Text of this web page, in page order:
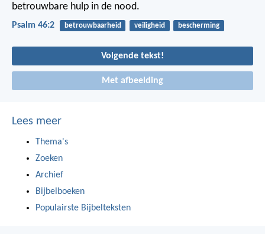
betrouwbare hulp in de nood.
Psalm 46:2 betrouwbaarheid veiligheid bescherming
Volgende tekst!
Met afbeelding
Lees meer
Thema's
Zoeken
Archief
Bijbelboeken
Populairste Bijbelteksten